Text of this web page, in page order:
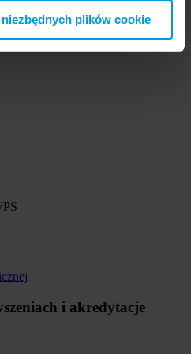
plików cookie
i akredytacje